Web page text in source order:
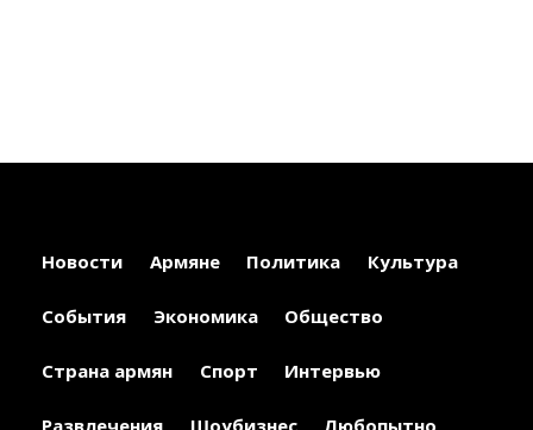
Новости Армяне Политика Культура
События Экономика Общество
Страна армян Спорт Интервью